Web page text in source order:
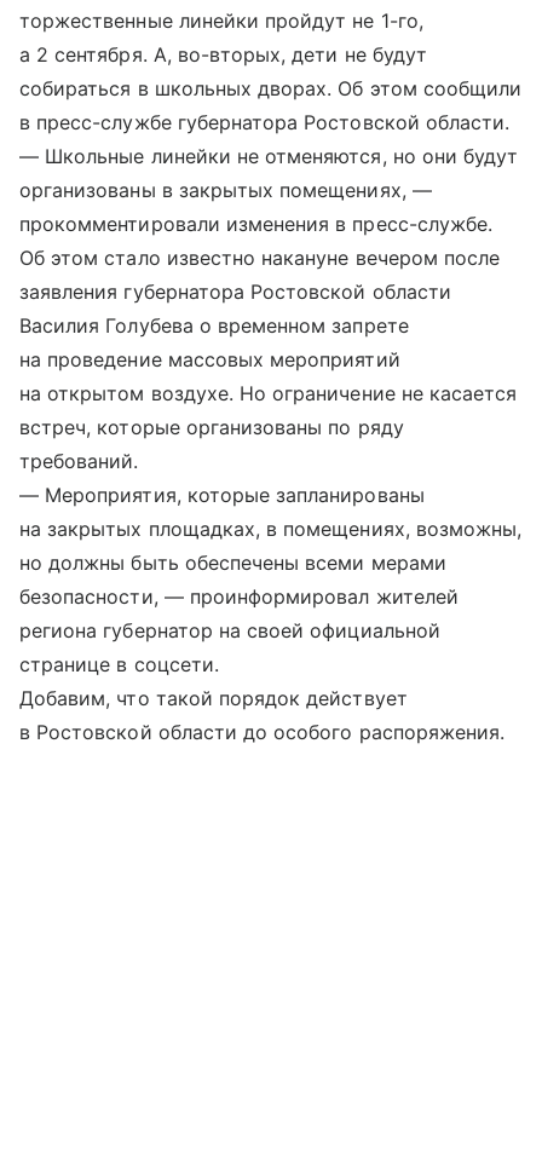
торжественные линейки пройдут не 1-го,
а 2 сентября. А, во-вторых, дети не будут
собираться в школьных дворах. Об этом сообщили
в пресс-службе губернатора Ростовской области.
— Школьные линейки не отменяются, но они будут
организованы в закрытых помещениях, —
прокомментировали изменения в пресс-службе.
Об этом стало известно накануне вечером после
заявления губернатора Ростовской области
Василия Голубева о временном запрете
на проведение массовых мероприятий
на открытом воздухе. Но ограничение не касается
встреч, которые организованы по ряду
требований.
— Мероприятия, которые запланированы
на закрытых площадках, в помещениях, возможны,
но должны быть обеспечены всеми мерами
безопасности, — проинформировал жителей
региона губернатор на своей официальной
странице в соцсети.
Добавим, что такой порядок действует
в Ростовской области до особого распоряжения.